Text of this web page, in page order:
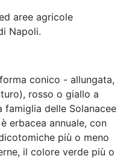
aree agricole
Napoli.
conico - allungata,
rosso o giallo a
famiglia delle Solanacee
erbacea annuale, con
più o meno
il colore verde più o